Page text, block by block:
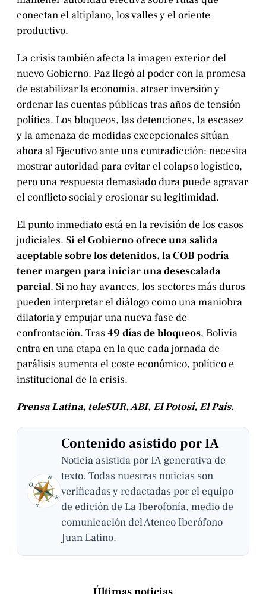
conectan el altiplano, los valles y el oriente
productivo.
La crisis también afecta la imagen exterior del
nuevo Gobierno. Paz llegó al poder con la promesa
de estabilizar la economía, atraer inversión y
ordenar las cuentas públicas tras años de tensión
política. Los bloqueos, las detenciones, la escasez
y la amenaza de medidas excepcionales sitúan
ahora al Ejecutivo ante una contradicción: necesita
mostrar autoridad para evitar el colapso logístico,
pero una respuesta demasiado dura puede agravar
el conflicto social y erosionar su legitimidad.
El punto inmediato está en la revisión de los casos
judiciales. Si el Gobierno ofrece una salida
aceptable sobre los detenidos, la COB podría
tener margen para iniciar una desescalada
parcial. Si no hay avances, los sectores más duros
pueden interpretar el diálogo como una maniobra
dilatoria y empujar una nueva fase de
confrontación. Tras 49 días de bloqueos, Bolivia
entra en una etapa en la que cada jornada de
parálisis aumenta el coste económico, político e
institucional de la crisis.
Prensa Latina, teleSUR, ABI, El Potosí, El País.
Contenido asistido por IA
Noticia asistida por IA generativa de
texto. Todas nuestras noticias son
verificadas y redactadas por el equipo
de edición de La Iberofonía, medio de
comunicación del Ateneo Iberófono
Juan Latino.